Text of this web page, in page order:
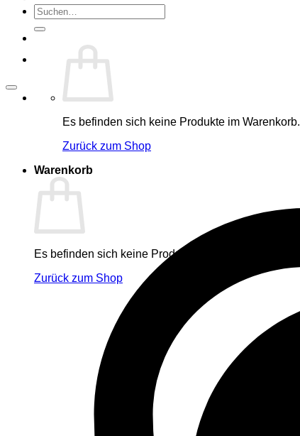
Suche
nach:
Es befinden sich keine Produkte im Warenkorb.
Zurück zum Shop
Warenkorb
Es befinden sich keine Produkte im Warenkorb.
Zurück zum Shop